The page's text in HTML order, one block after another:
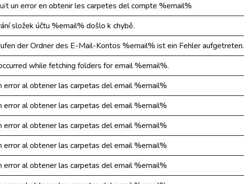
un error en obtenir les carpetes del compte %email%
složek účtu %email% došlo k chybě.
der Ordner des E-Mail-Kontos %email% ist ein Fehler aufgetreten.
while fetching folders for email %email%.
error al obtener las carpetas del email %email%
error al obtener las carpetas del email %email%
error al obtener las carpetas del email %email%
error al obtener las carpetas del email %email%
error al obtener las carpetas del email %email%